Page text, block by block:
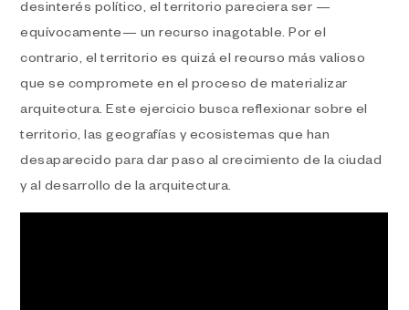
desinterés político, el territorio pareciera ser —
equívocamente— un recurso inagotable. Por el
contrario, el territorio es quizá el recurso más valioso
que se compromete en el proceso de materializar
arquitectura. Este ejercicio busca reflexionar sobre el
territorio, las geografías y ecosistemas que han
desaparecido para dar paso al crecimiento de la ciudad
y al desarrollo de la arquitectura.